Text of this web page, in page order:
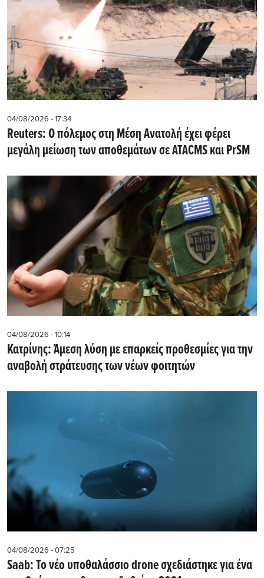
04/08/2026 - 17:34
Reuters: Ο πόλεμος στη Μέση Ανατολή έχει φέρει
μεγάλη μείωση των αποθεμάτων σε ATACMS και PrSM
04/08/2026 - 10:14
Κατρίνης: Άμεση λύση με επαρκείς προθεσμίες για την
αναβολή στράτευσης των νέων φοιτητών
04/08/2026 - 07:25
Saab: Το νέο υποθαλάσσιο drone σχεδιάστηκε για ένα